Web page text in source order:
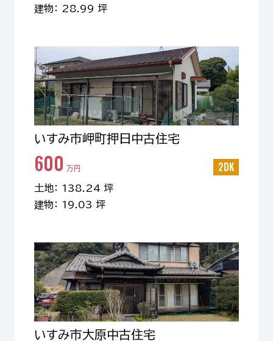
建物： 28.99 坪
いすみ市岬町押日中古住宅
600 万円 2DK
土地： 138.24 坪
建物： 19.03 坪
いすみ市大原中古住宅